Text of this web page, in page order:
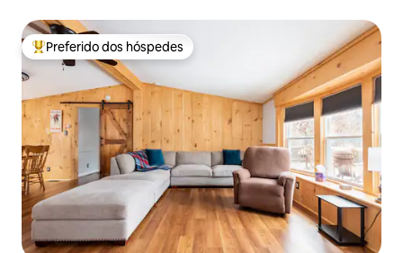
Entre os melhores preferidos dos hóspedes
Preferido dos hóspedes